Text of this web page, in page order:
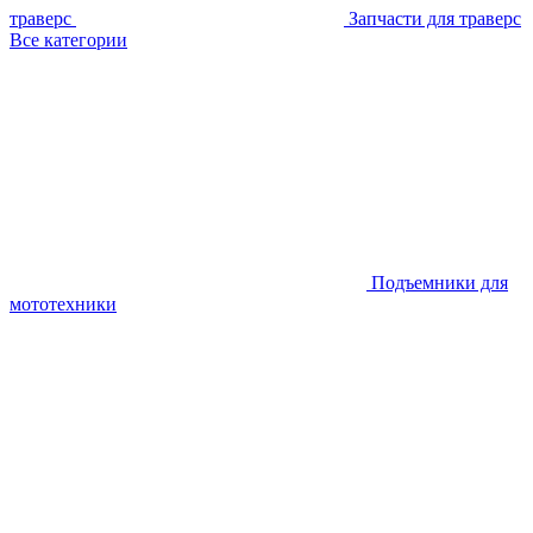
траверс
Запчасти для траверс
Все категории
Подъемники для
мототехники